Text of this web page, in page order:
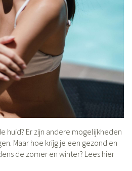
huid? Er zijn andere mogelijkheden
Maar hoe krijg je een gezond en
de zomer en winter? Lees hier